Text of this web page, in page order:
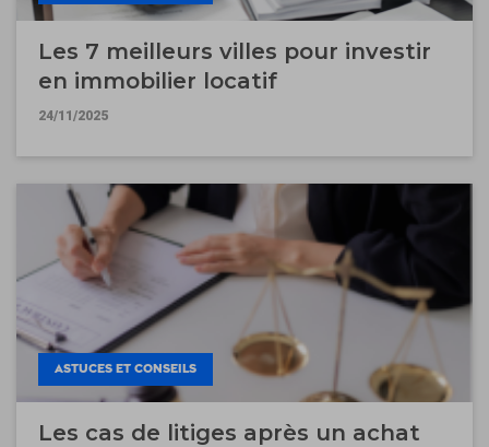
Les 7 meilleurs villes pour investir
en immobilier locatif
24/11/2025
ASTUCES ET CONSEILS
Les cas de litiges après un achat